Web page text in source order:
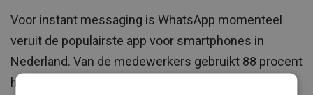
Voor instant messaging is WhatsApp momenteel
veruit de populairste app voor smartphones in
Nederland. Van de medewerkers gebruikt 88 procent
het minimaal één keer per maand. Maar 6 procent